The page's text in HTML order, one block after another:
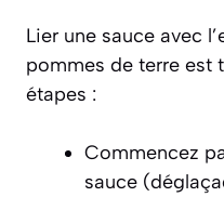
Lier une sauce avec
pommes de terre est
étapes :
Commencez
sauce